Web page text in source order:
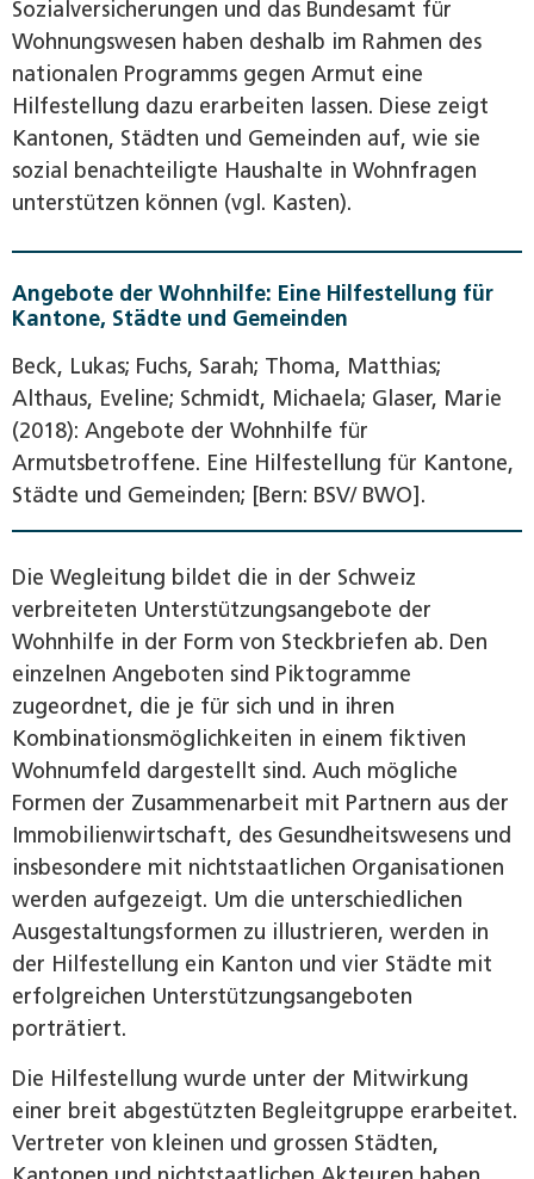
Sozialversicherungen und das Bundesamt für
Wohnungswesen haben deshalb im Rahmen des
nationalen Programms gegen Armut eine
Hilfestellung dazu erarbeiten lassen. Diese zeigt
Kantonen, Städten und Gemeinden auf, wie sie
sozial benachteiligte Haushalte in Wohnfragen
unterstützen können (vgl. Kasten).
Angebote der Wohnhilfe: Eine Hilfestellung für
Kantone, Städte und Gemeinden
Beck, Lukas; Fuchs, Sarah; Thoma, Matthias;
Althaus, Eveline; Schmidt, Michaela; Glaser, Marie
(2018): Angebote der Wohnhilfe für
Armutsbetroffene. Eine Hilfestellung für Kantone,
Städte und Gemeinden; [Bern: BSV/ BWO].
Die Wegleitung bildet die in der Schweiz
verbreiteten Unterstützungsangebote der
Wohnhilfe in der Form von Steckbriefen ab. Den
einzelnen Angeboten sind Piktogramme
zugeordnet, die je für sich und in ihren
Kombinationsmöglichkeiten in einem fiktiven
Wohnumfeld dargestellt sind. Auch mögliche
Formen der Zusammenarbeit mit Partnern aus der
Immobilienwirtschaft, des Gesundheitswesens und
insbesondere mit nichtstaatlichen Organisationen
werden aufgezeigt. Um die unterschiedlichen
Ausgestaltungsformen zu illustrieren, werden in
der Hilfestellung ein Kanton und vier Städte mit
erfolgreichen Unterstützungsangeboten
porträtiert.
Die Hilfestellung wurde unter der Mitwirkung
einer breit abgestützten Begleitgruppe erarbeitet.
Vertreter von kleinen und grossen Städten,